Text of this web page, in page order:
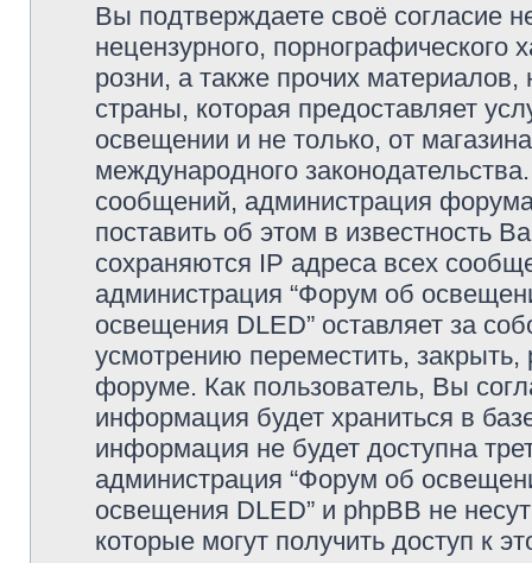
Вы подтверждаете своё согласие
нецензурного, порнографического
розни, а также прочих
страны, которая предоставляет
освещении и не только, от
международного
сообщений, администрация
поставить об этом в известность
сохраняются IP адреса всех
администрация “Форум об
освещения DLED” оставляет за
усмотрению переместить,
форуме. Как пользователь, Вы
информация будет храниться в
информация не будет доступна
администрация “Форум об
освещения DLED” и phpBB не
которые могут получить доступ к